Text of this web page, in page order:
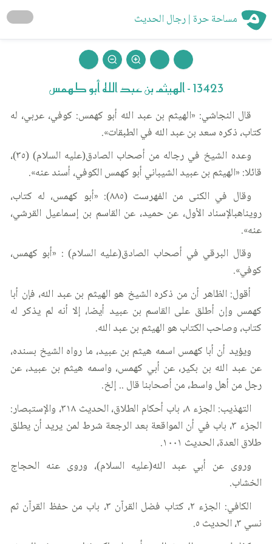
مساحة حرة | رجال الحديث
13423 - الهيثم بن عبد الله أبو كهمس
قال النجاشي: «الهيثم بن عبد الله أبو كهمس: كوفي، عربي، له
كتاب، ذكره سعد بن عبد الله في الطبقات».
وعده الشيخ في رجاله من أصحاب الصادق(عليه السلام) (٣٥)،
قائلا: «الهيثم بن عبيد الشيباني أبو كهمس الكوفي، أسند عنه».
وقال في الكنى من الفهرست (٨٨٥): «أبو كهمس، له كتاب،
رويناهبالإسناد الأول، عن حميد، عن القاسم بن إسماعيل القرشي،
عنه».
وقال البرقي في أصحاب الصادق(عليه السلام) : «أبو كهمس،
كوفي».
أقول: الظاهر أن من ذكره الشيخ هو الهيثم بن عبد الله، فإن أبا
كهمس وإن أطلق على القاسم بن عبيد أيضا، إلا أنه لم يذكر له
كتاب، وصاحب الكتاب هو الهيثم بن عبد الله.
ويؤيد أن أبا كهمس اسمه هيثم بن عبيد، ما رواه الشيخ بسنده،
عن عبد الله بن بكير، عن أبي كهمس، واسمه هيثم بن عبيد، عن
رجل من أهل واسط، من أصحابنا قال .. إلخ.
التهذيب: الجزء ٨، باب أحكام الطلاق، الحديث ٣١٨، والإستبصار:
الجزء ٣، باب في أن المواقعة بعد الرجعة شرط لمن يريد أن يطلق
طلاق العدة، الحديث ١٠٠١.
وروى عن أبي عبد الله(عليه السلام)، وروى عنه الحجاج
الخشاب.
الكافي: الجزء ٢، كتاب فضل القرآن ٣، باب من حفظ القرآن ثم
نسي ٣، الحديث ٥.